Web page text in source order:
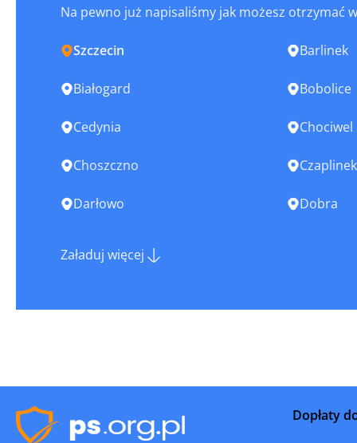
Na pewno już napisaliśmy jak możesz otrzymać
Szczecin Barlinek
Białogard Bobolice
Cedynia Chociwel
Choszczno Czaplinek
Darłowo Dobra
Maszewo
Załaduj więcej
Dopłaty